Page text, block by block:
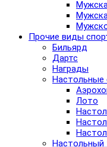
Прочие виды
Бильярд
Дартс
Награды
Настольные
Лото
Настольный